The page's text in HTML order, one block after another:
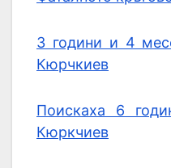
3 години и 4
Кюрчкиев
Поискаха 6
Кюркчиев